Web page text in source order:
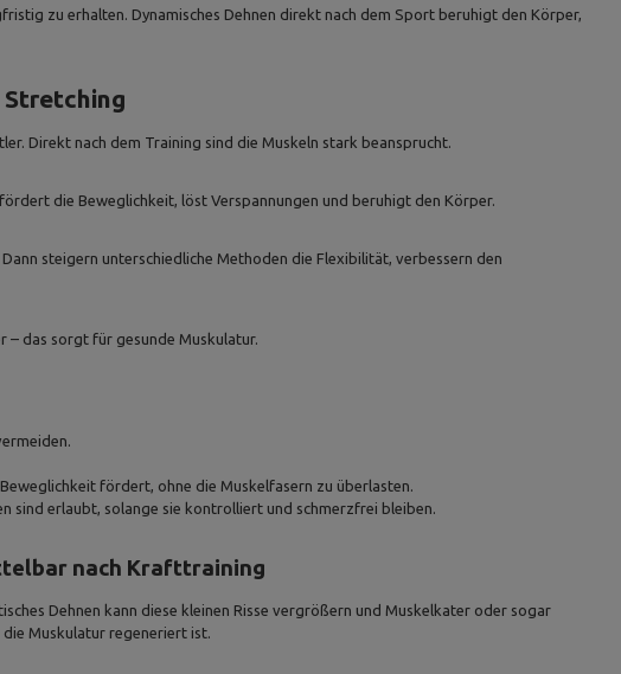
zu erhalten. Dynamisches Dehnen direkt nach dem Sport beruhigt den Körper,
Direkt nach dem Training sind die Muskeln stark beansprucht.
fördert die Beweglichkeit, löst Verspannungen und beruhigt den Körper.
steigern unterschiedliche Methoden die Flexibilität, verbessern den
– das sorgt für gesunde Muskulatur.
fördert, ohne die Muskelfasern zu überlasten.
sind erlaubt, solange sie kontrolliert und schmerzfrei bleiben.
nach Krafttraining
Dehnen kann diese kleinen Risse vergrößern und Muskelkater oder sogar
die Muskulatur regeneriert ist.